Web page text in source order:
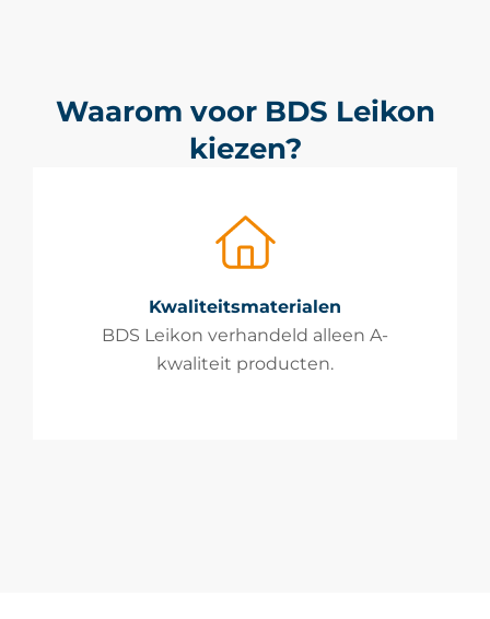
Waarom voor BDS Leikon
kiezen?
Kwaliteitsmaterialen
BDS Leikon verhandeld alleen A-
kwaliteit producten.